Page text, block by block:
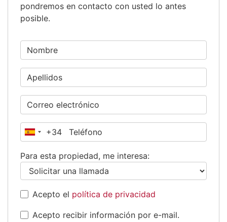
pondremos en contacto con usted lo antes
posible.
España
+34
Para esta propiedad, me interesa:
Acepto el política de privacidad
Acepto recibir información por e-mail.